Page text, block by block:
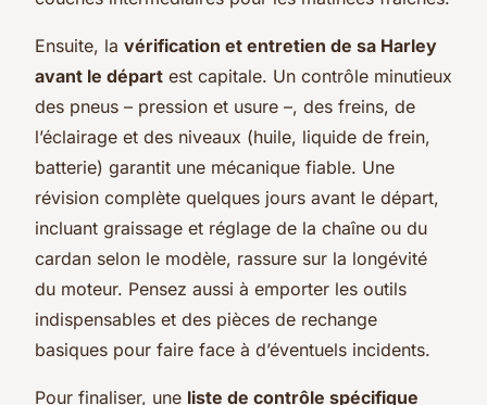
Ensuite, la vérification et entretien de sa Harley
avant le départ est capitale. Un contrôle minutieux
des pneus – pression et usure –, des freins, de
l’éclairage et des niveaux (huile, liquide de frein,
batterie) garantit une mécanique fiable. Une
révision complète quelques jours avant le départ,
incluant graissage et réglage de la chaîne ou du
cardan selon le modèle, rassure sur la longévité
du moteur. Pensez aussi à emporter les outils
indispensables et des pièces de rechange
basiques pour faire face à d’éventuels incidents.
Pour finaliser, une liste de contrôle spécifique